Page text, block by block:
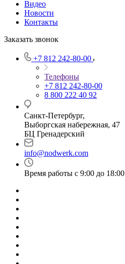
Видео
Новости
Контакты
Заказать звонок
+7 812 242-80-00
Телефоны
+7 812 242-80-00
8 800 222 40 92
Санкт-Петербург,
Выборгская набережная, 47
БЦ Гренадерский
info@nodwerk.com
Время работы с 9:00 до 18:00